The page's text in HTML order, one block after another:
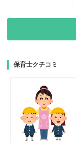
保育士クチコミ